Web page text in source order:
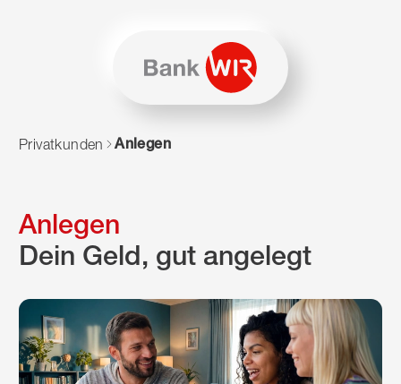
Zum Navigieren dieser Seite wird JavaScript benötigt.
Privatkunden Anlegen
Anlegen
Dein Geld, gut angelegt